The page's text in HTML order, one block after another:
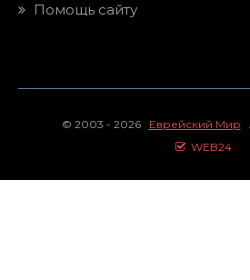
Помощь сайту
© 2003 - 2026 Еврейский Мир
WEB24